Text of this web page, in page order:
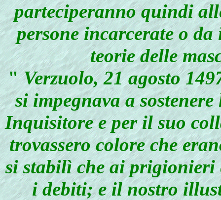
parteciperanno quindi
persone incarcerate o
teorie delle
"Verzuolo, 21 agosto
si impegnava a
Inquisitore e per il suo
trovassero colore che
si stabilì che ai prigionieri
i debiti; e il nostro